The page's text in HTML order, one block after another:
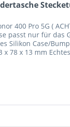
400 Pro 5G (
passt nur für das
Silikon Case/
x 78 x 13 mm